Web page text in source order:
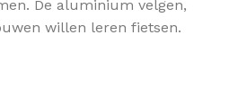
De aluminium velgen,
willen leren fietsen.